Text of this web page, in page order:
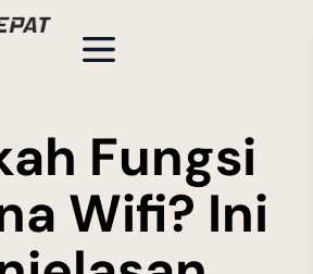
Fungsi
Wifi? Ini